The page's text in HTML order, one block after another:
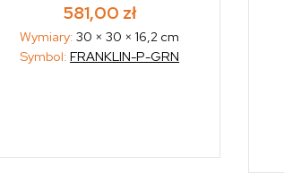
581,00 zł
Wymiary:30 × 30 × 16,2 cm
Symbol:FRANKLIN-P-GRN